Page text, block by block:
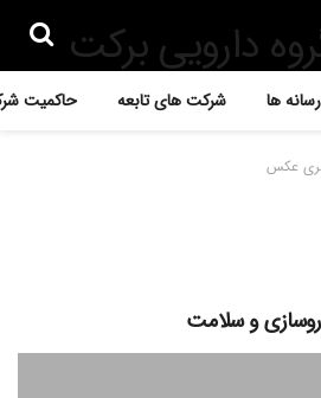
رسانه ها شرکت های تابعه حاکمیت
عکس
و سلامت